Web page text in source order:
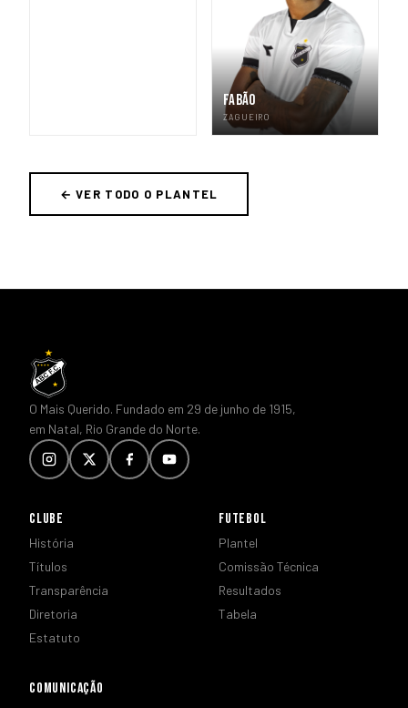
FABÃO
ZAGUEIRO
← VER TODO O PLANTEL
O Mais Querido. Fundado em 29 de junho de 1915,
em Natal, Rio Grande do Norte.
CLUBE
História
Títulos
Transparência
Diretoria
Estatuto
FUTEBOL
Plantel
Comissão Técnica
Resultados
Tabela
COMUNICAÇÃO